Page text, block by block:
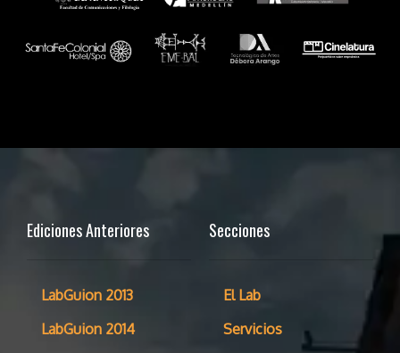
Ediciones Anteriores
LabGuion 2013
LabGuion 2014
Secciones
El Lab
Servicios